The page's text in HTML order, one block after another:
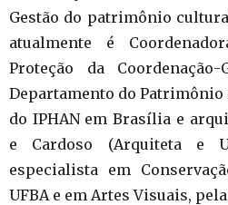
Gestão do patrimônio
atualmente é
Proteção da
Departamento do
do IPHAN em Brasília e
e Cardoso (Arquiteta e
especialista em
UFBA e em Artes Visuais, pela